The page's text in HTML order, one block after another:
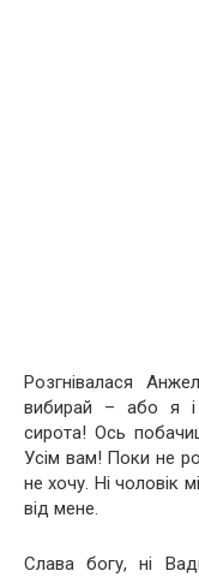
Розгнівалася
вибирай – або я і
сирота! Ось
Усім вам! Поки не
не хочу. Ні чоловік
від мене.
Слава богу, ні